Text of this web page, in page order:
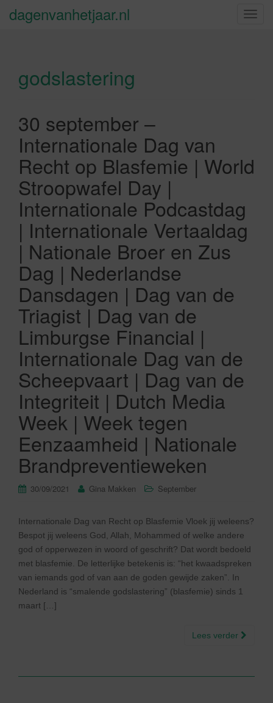
S
g
dagenvanhetjaar.nl
godslastering
30 september –
Internationale Dag van
Recht op Blasfemie | World
Stroopwafel Day |
Internationale Podcastdag
| Internationale Vertaaldag
| Nationale Broer en Zus
Dag | Nederlandse
Dansdagen | Dag van de
Triagist | Dag van de
Limburgse Financial |
Internationale Dag van de
Scheepvaart | Dag van de
Integriteit | Dutch Media
Week | Week tegen
Eenzaamheid | Nationale
Brandpreventieweken
30/09/2021 Gina Makken September
Internationale Dag van Recht op Blasfemie Vloek jij weleens?
Bespot jij weleens God, Allah, Mohammed of welke andere
god of opperwezen in woord of geschrift? Dat wordt bedoeld
met blasfemie. De letterlijke betekenis is: “het kwaadspreken
van iemands god of van aan de goden gewijde zaken”. In
Nederland is “smalende godslastering” (blasfemie) sinds 1
maart […]
Lees verder